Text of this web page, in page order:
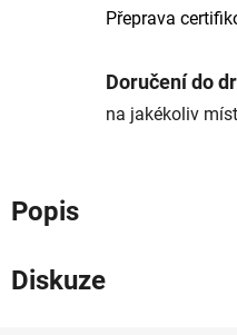
Přeprava
Doručení do
na jakékoliv
Popis
Diskuze